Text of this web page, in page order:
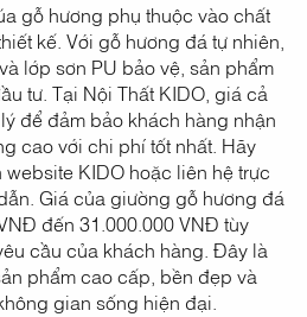
gỗ hương phụ thuộc vào chất
kế. Với gỗ hương đá tự nhiên,
lớp sơn PU bảo vệ, sản phẩm
tư. Tại Nội Thất KIDO, giá cả
để đảm bảo khách hàng nhận
cao với chi phí tốt nhất. Hãy
KIDO hoặc liên hệ trực
Giá của giường gỗ hương đá
đến 31.000.000 VNĐ tùy
cầu của khách hàng. Đây là
phẩm cao cấp, bền đẹp và
gian sống hiện đại.